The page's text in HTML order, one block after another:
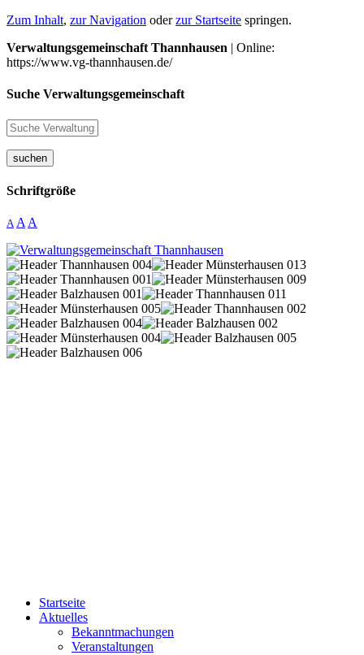
Zum Inhalt, zur Navigation oderzur Startseite springen.
Verwaltungsgemeinschaft Thannhausen | Online:
https://www.vg-thannhausen.de/
Suche Verwaltungsgemeinschaft
suchen
Schriftgröße
A A A
Startseite
Aktuelles
Bekanntmachungen
Veranstaltungen